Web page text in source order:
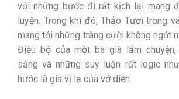
với những bước đi rất kịch lại mang
luyện. Trong khi đó, Thảo Tươi trong
mang tới những tràng cười không ngớt
Điệu bộ của một bà già lắm
sảng và những suy luận rất logic
hước là gia vị lạ của vở diễn.